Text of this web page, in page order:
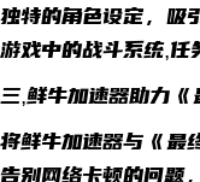
独特的角色设定，吸
游戏中的战斗系统,任
三,鲜牛加速器助力
将鲜牛加速器与《最
告别网络卡顿的问题